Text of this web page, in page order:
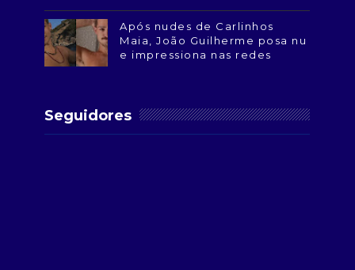
Após nudes de Carlinhos
Maia, João Guilherme posa nu
e impressiona nas redes
Seguidores